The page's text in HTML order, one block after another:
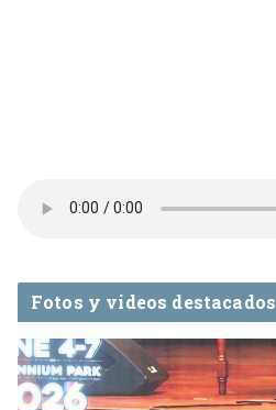
Fotos y videos destacados